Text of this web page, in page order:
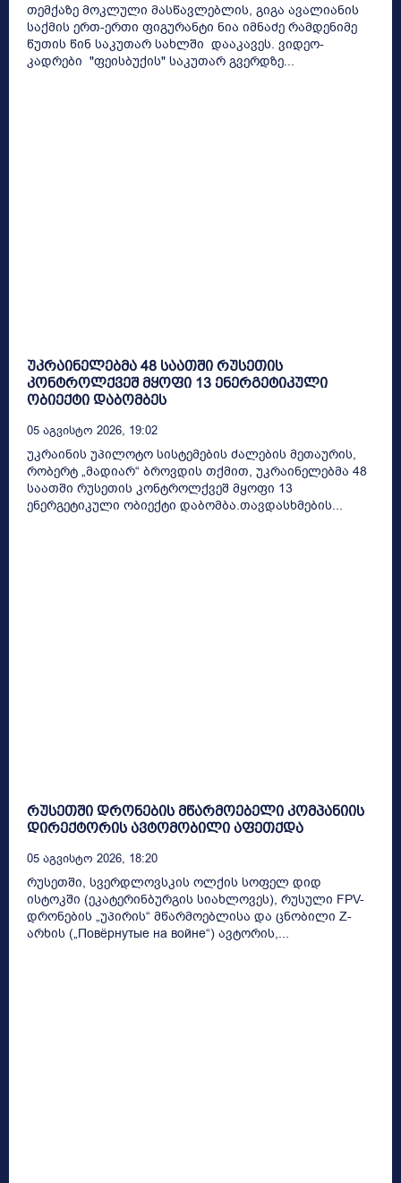
თემქაზე მოკლული მასწავლებლის, გიგა ავალიანის
საქმის ერთ-ერთი ფიგურანტი ნია იმნაძე რამდენიმე
წუთის წინ საკუთარ სახლში დააკავეს. ვიდეო-
კადრები "ფეისბუქის" საკუთარ გვერდზე...
უკრაინელებმა 48 საათში რუსეთის
კონტროლქვეშ მყოფი 13 ენერგეტიკული
ობიექტი დაბომბეს
05 Აგვისტო 2026, 19:02
უკრაინის უპილოტო სისტემების ძალების მეთაურის,
რობერტ „მადიარ“ ბროვდის თქმით, უკრაინელებმა 48
საათში რუსეთის კონტროლქვეშ მყოფი 13
ენერგეტიკული ობიექტი დაბომბა.თავდასხმების...
რუსეთში დრონების მწარმოებელი კომპანიის
დირექტორის ავტომობილი აფეთქდა
05 Აგვისტო 2026, 18:20
რუსეთში, სვერდლოვსკის ოლქის სოფელ დიდ
ისტოკში (ეკატერინბურგის სიახლოვეს), რუსული FPV-
დრონების „უპირის“ მწარმოებლისა და ცნობილი Z-
არხის („Повёрнутые на войне“) ავტორის,...